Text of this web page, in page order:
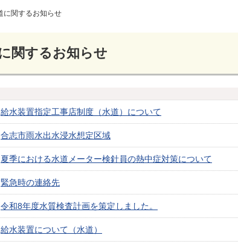
関するお知らせ
関するお知らせ
給水装置指定工事店制度（水道）について
合志市雨水出水浸水想定区域
夏季における水道メーター検針員の熱中症対策について
緊急時の連絡先
令和8年度水質検査計画を策定しました。
給水装置について（水道）